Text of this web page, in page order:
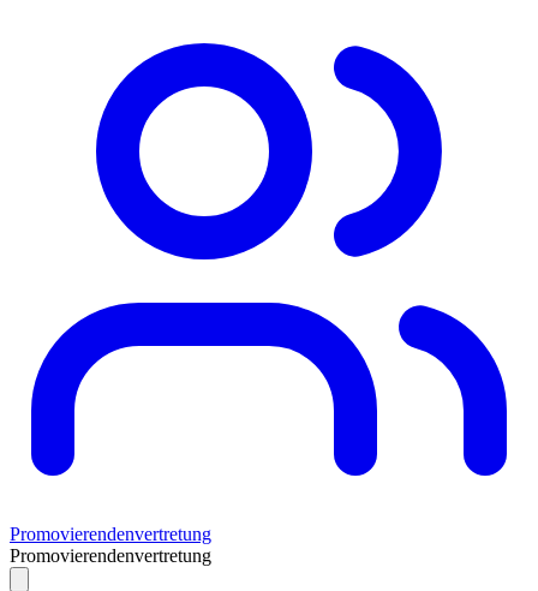
Promovierendenvertretung
Promovierendenvertretung